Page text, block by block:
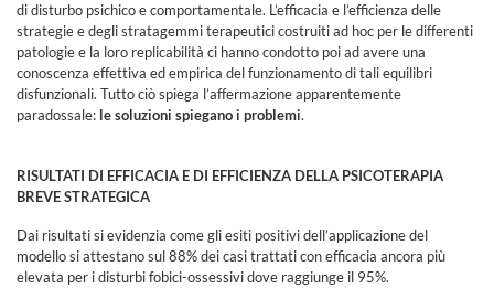
di disturbo psichico e comportamentale. L’efficacia e l’efficienza delle
strategie e degli stratagemmi terapeutici costruiti ad hoc per le differenti
patologie e la loro replicabilità ci hanno condotto poi ad avere una
conoscenza effettiva ed empirica del funzionamento di tali equilibri
disfunzionali. Tutto ciò spiega l’affermazione apparentemente
paradossale: le soluzioni spiegano i problemi.
RISULTATI DI EFFICACIA E DI EFFICIENZA DELLA PSICOTERAPIA
BREVE STRATEGICA
Dai risultati si evidenzia come gli esiti positivi dell’applicazione del
modello si attestano sul 88% dei casi trattati con efficacia ancora più
elevata per i disturbi fobici-ossessivi dove raggiunge il 95%.